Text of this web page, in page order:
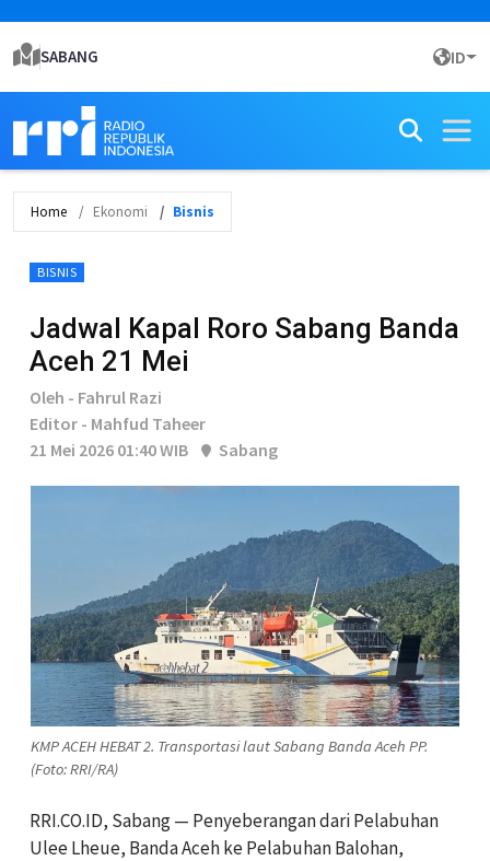
SABANG ID
Home Ekonomi Bisnis
BISNIS
Jadwal Kapal Roro Sabang Banda
Aceh 21 Mei
Oleh - Fahrul Razi
Editor - Mahfud Taheer
21 Mei 2026 01:40 WIB
Sabang
KMP ACEH HEBAT 2. Transportasi laut Sabang Banda Aceh PP.
(Foto: RRI/RA)
RRI.CO.ID, Sabang — Penyeberangan dari Pelabuhan
Ulee Lheue, Banda Aceh ke Pelabuhan Balohan,